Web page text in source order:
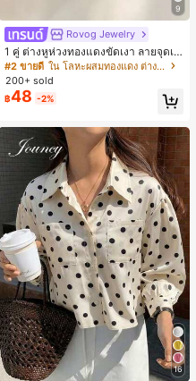
9
Rovog Jewelry
1 คู่ ต่างหูห่วงทองแดงขัดเงา ลายจุดเร
ขาคณิตสไตล์มินิมอล เหมาะสำหรับสว
มใส่ประจำวันแบบสบายๆ สำหรับผู้หญิง
#2 ขายดี
ใน โลหะผสมทองแดง ต่างหูผู้หญิง
200+ sold
฿48 -2%
16